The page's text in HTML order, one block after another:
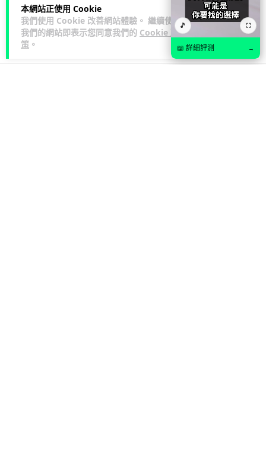
本網站正使用 Cookie
我們使用 Cookie 改善網站體驗。 繼續使用
我們的網站即表示您同意我們的 Cookie 政
策 。
門... 閱讀全文
152 13 ↗ 分享
🎵 ⛶
📖 詳細評測 →